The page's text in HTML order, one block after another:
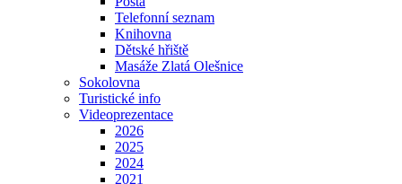
Telefonní seznam
Knihovna
Dětské hřiště
Masáže Zlatá Olešnice
Sokolovna
Turistické info
Videoprezentace
2026
2025
2024
2021